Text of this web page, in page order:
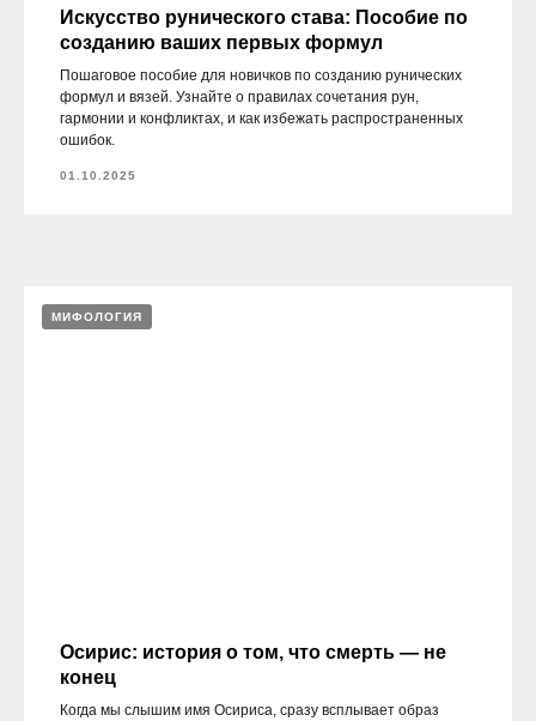
Искусство рунического става: Пособие по
созданию ваших первых формул
Пошаговое пособие для новичков по созданию рунических
формул и вязей. Узнайте о правилах сочетания рун,
гармонии и конфликтах, и как избежать распространенных
ошибок.
01.10.2025
МИФОЛОГИЯ
Осирис: история о том, что смерть — не
конец
Когда мы слышим имя Осириса, сразу всплывает образ